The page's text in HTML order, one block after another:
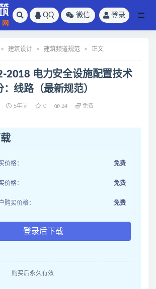
QQ 微信 登录
建筑设计 建筑频道规范 正文
2018 电力安全设施配置技术
线路（最新规范）
5年前 0 24 免费
价格： 免费
价格： 免费
购买价格： 免费
登录后下载
购买后永久有效